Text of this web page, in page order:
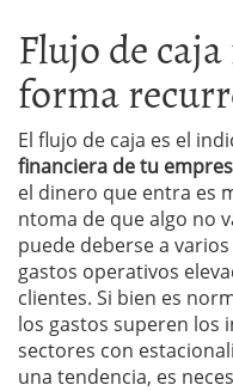
Flujo de
forma
El flujo de caja es el
financiera de tu
el dinero que entra es
ntoma de que algo no
puede deberse a
gastos operativos
clientes. Si bien es
los gastos superen los
sectores con
una tendencia, es